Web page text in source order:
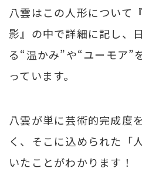
八雲はこの人形について
影』の中で詳細に記し、
る“温かみ”や“ユーモア”
っています。
八雲が単に芸術的完成度
く、そこに込められた「
いたことがわかります！